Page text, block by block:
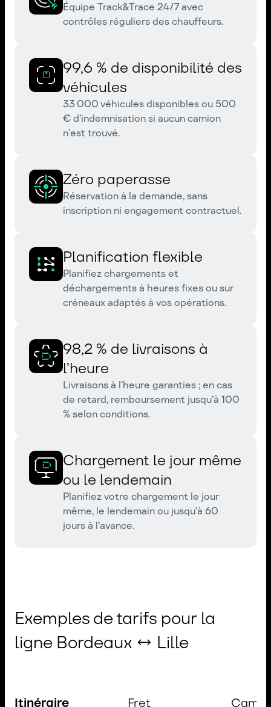
Équipe Track&Trace 24/7 avec
contrôles réguliers des chauffeurs.
99,6 % de disponibilité des
véhicules
33 000 véhicules disponibles ou 500
€ d’indemnisation si aucun camion
n’est trouvé.
Zéro paperasse
Réservation à la demande, sans
inscription ni engagement contractuel.
Planification flexible
Planifiez chargements et
déchargements à heures fixes ou sur
créneaux adaptés à vos opérations.
98,2 % de livraisons à
l’heure
Livraisons à l’heure garanties ; en cas
de retard, remboursement jusqu’à 100
% selon conditions.
Chargement le jour même
ou le lendemain
Planifiez votre chargement le jour
même, le lendemain ou jusqu’à 60
jours à l’avance.
Exemples de tarifs pour la
ligne Bordeaux ↔ Lille
Itinéraire Fret